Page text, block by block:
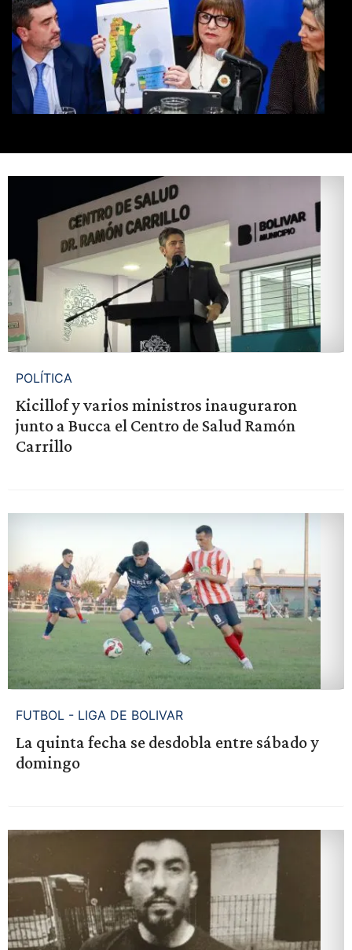
POLÍTICA
Kicillof y varios ministros inauguraron
junto a Bucca el Centro de Salud Ramón
Carrillo
FUTBOL - LIGA DE BOLIVAR
La quinta fecha se desdobla entre sábado y
domingo